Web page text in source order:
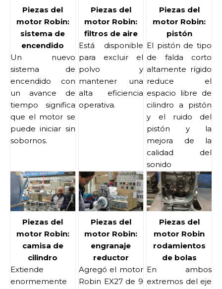
Piezas del
motor Robin:
sistema de
encendido
Un nuevo
sistema de
encendido con
un avance de
tiempo significa
que el motor se
puede iniciar sin
sobornos.
Piezas del
motor Robin:
filtros de aire
Está disponible
para excluir el
polvo y
mantener una
alta eficiencia
operativa.
Piezas del
motor Robin:
pistón
El pistón de tipo
de falda corto
altamente rígido
reduce el
espacio libre de
cilindro a pistón
y el ruido del
pistón y la
mejora de la
calidad del
sonido
Piezas del
motor Robin:
camisa de
cilindro
Extiende
enormemente
Piezas del
motor Robin:
engranaje
reductor
Agregó el motor
Robin EX27 de 9
Piezas del
motor Robin
rodamientos
de bolas
En ambos
extremos del eje